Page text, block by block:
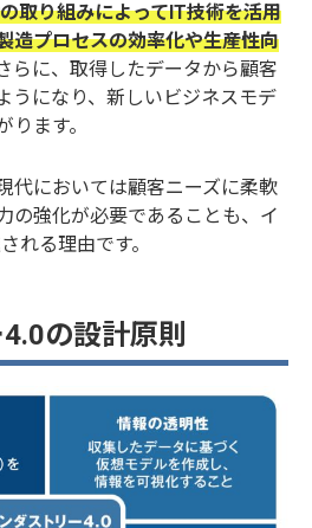
取り組みによってIT技術を活用
造プロセスの効率化や生産性向
らに、取得したデータから顧客
うになり、新しいビジネスモデ
ます。
代においては顧客ニーズに柔軟
の強化が必要であることも、イ
れる理由です。
の設計原則